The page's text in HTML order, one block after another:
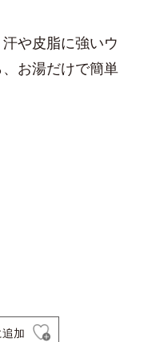
や皮脂に強いウ
お湯だけで簡単
加